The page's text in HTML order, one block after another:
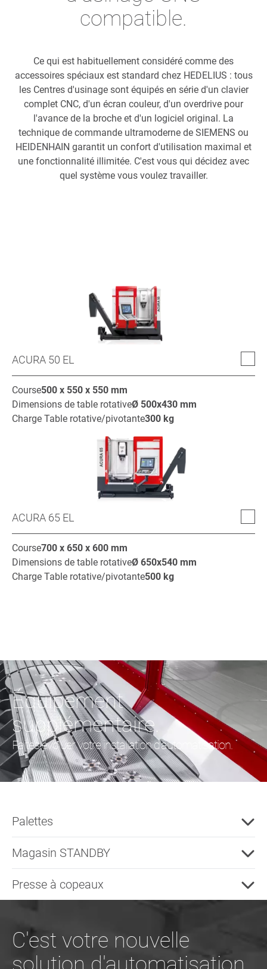
compatible.
Ce qui est habituellement considéré comme des
accessoires spéciaux est standard chez HEDELIUS : tous
les Centres d'usinage sont équipés en série d'un clavier
complet CNC, d'un écran couleur, d'un overdrive pour
l'avance de la broche et d'un logiciel original. La
technique de commande ultramoderne de SIEMENS ou
HEIDENHAIN garantit un confort d'utilisation maximal et
une fonctionnalité illimitée. C'est vous qui décidez avec
quel système vous voulez travailler.
ACURA 50 EL
Course500 x 550 x 550 mm
Dimensions de table rotativeØ 500x430 mm
Charge Table rotative/pivotante300 kg
ACURA 65 EL
Course700 x 650 x 600 mm
Dimensions de table rotativeØ 650x540 mm
Charge Table rotative/pivotante500 kg
Équipement
supplémentaire.
Faites évoluer votre installation d'automatisation.
Palettes
Magasin STANDBY
Presse à copeaux
C'est votre nouvelle
solution d'automatisation